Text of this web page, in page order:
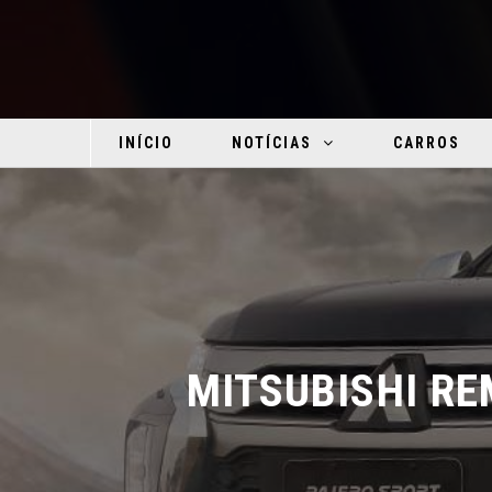
INÍCIO NOTÍCIAS CARROS
MITSUBISHI